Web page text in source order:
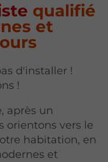
qualifié
et
d'installer !
!
après un
orientons vers le
habitation, en
et